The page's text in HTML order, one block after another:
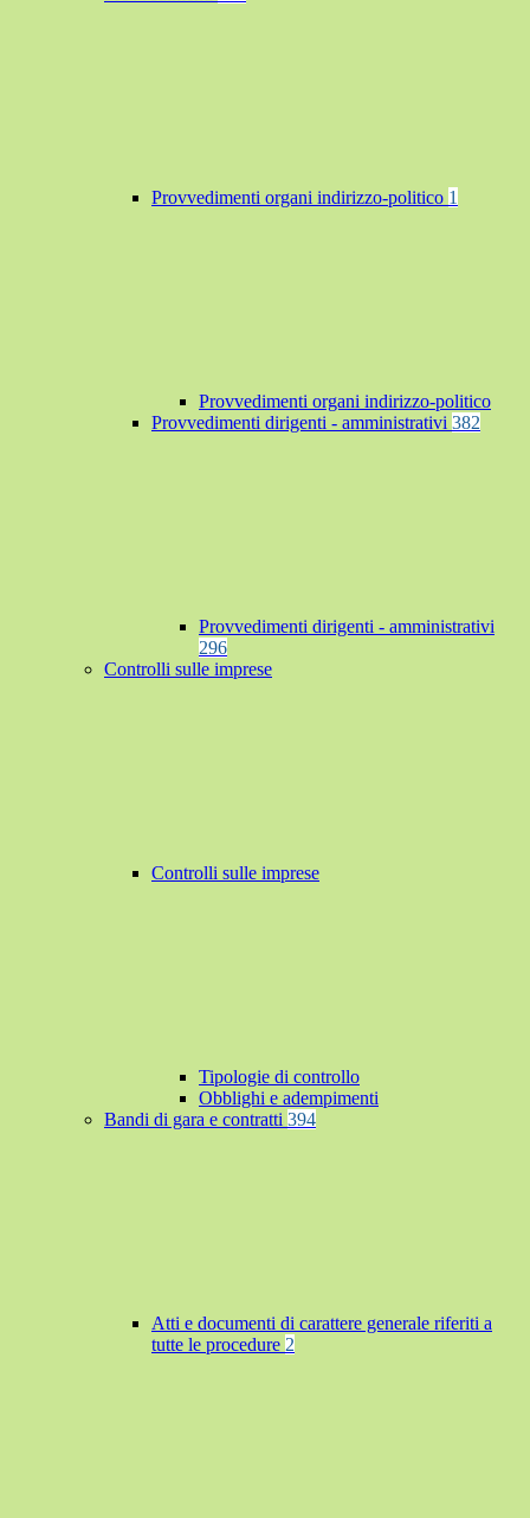
Provvedimenti organi indirizzo-politico 1
Provvedimenti organi indirizzo-politico
Provvedimenti dirigenti - amministrativi 382
Provvedimenti dirigenti - amministrativi
296
Controlli sulle imprese
Controlli sulle imprese
Tipologie di controllo
Obblighi e adempimenti
Bandi di gara e contratti 394
Atti e documenti di carattere generale riferiti a
tutte le procedure 2